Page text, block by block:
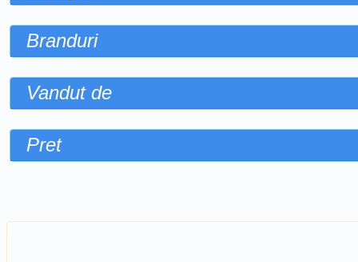
Branduri
Vandut de
Pret